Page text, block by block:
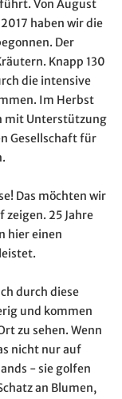
Von August
haben wir die
Der
Knapp 130
die intensive
Im Herbst
mit Unterstützung
Gesellschaft für
Das möchten wir
zeigen. 25 Jahre
hier einen
durch diese
und kommen
zu sehen. Wenn
nicht nur auf
- sie golfen
an Blumen,